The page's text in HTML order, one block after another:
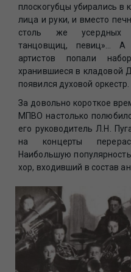
плоскогубцы убирались в
лица и руки, и вместо
столь же усердных
танцовщиц, певиц»…
артистов попали
хранившиеся в кладовой
появился духовой оркестр.
За довольно короткое
МПВО настолько
его руководитель Л.Н.
на концерты
Наибольшую
хор, входивший в состав